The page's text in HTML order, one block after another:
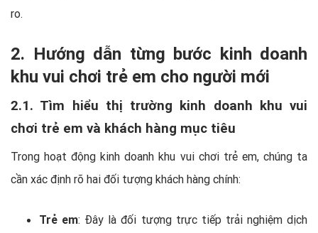
ro.
2. Hướng dẫn từng bước kinh doanh
khu vui chơi trẻ em cho người mới
2.1. Tìm hiểu thị trường kinh doanh khu vui
chơi trẻ em và khách hàng mục tiêu
Trong hoạt động kinh doanh khu vui chơi trẻ em, chúng ta
cần xác định rõ hai đối tượng khách hàng chính:
Trẻ em: Đây là đối tượng trực tiếp trải nghiệm dịch